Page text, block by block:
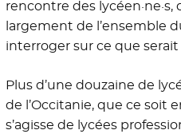
rencontre des
largement de l’ensemble
interroger sur ce que
Plus d’une douzaine de
de l’Occitanie, que ce soit
s’agisse de lycées